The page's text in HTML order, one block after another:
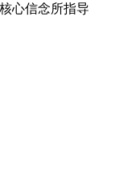
心信念所指导